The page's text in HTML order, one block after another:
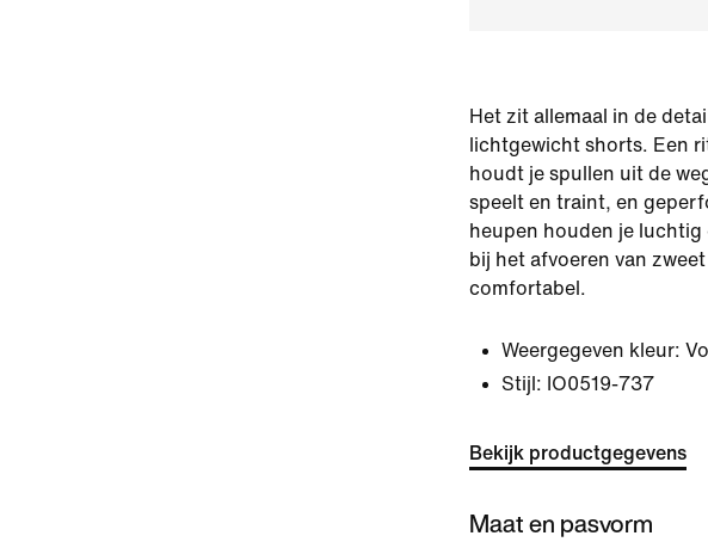
Het zit allemaal in de
lichtgewicht shorts. Een
houdt je spullen uit de
speelt en traint, en
heupen houden je luchtig
bij het afvoeren van
comfortabel.
Weergegeven kleur:
Stijl: IO0519-737
Bekijk productgegevens
Maat en pasvorm